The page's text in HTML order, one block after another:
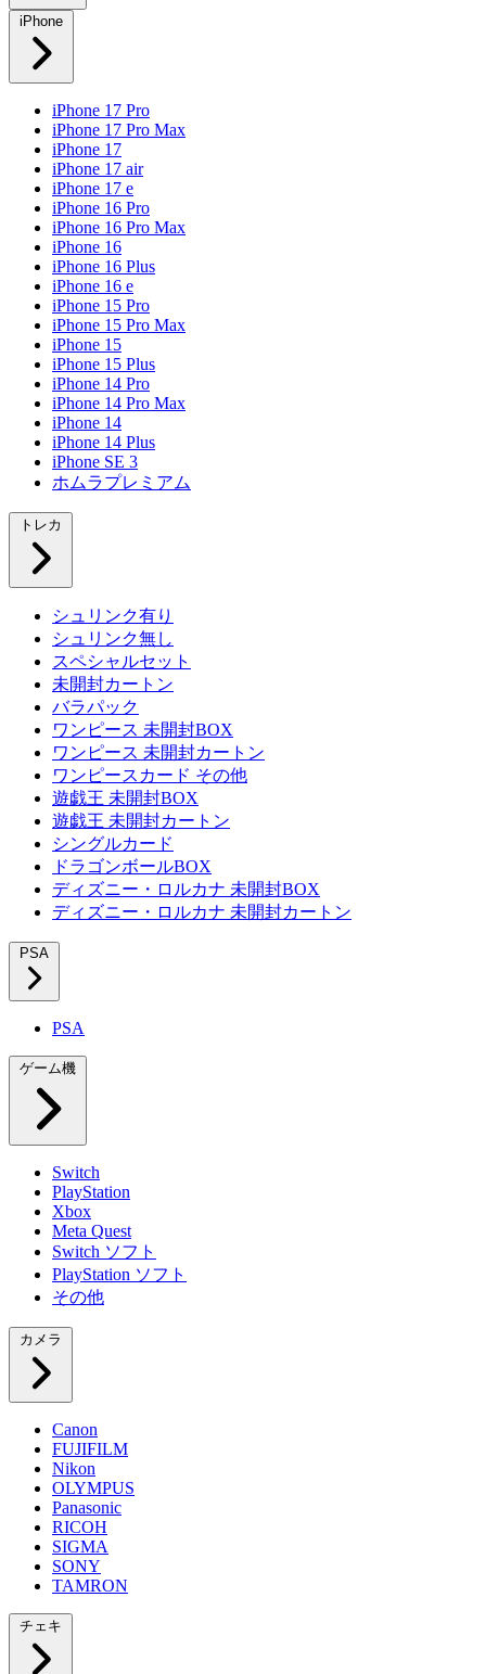
iPhone
iPhone 17 Pro
iPhone 17 Pro Max
iPhone 17
iPhone 17 air
iPhone 17 e
iPhone 16 Pro
iPhone 16 Pro Max
iPhone 16
iPhone 16 Plus
iPhone 16 e
iPhone 15 Pro
iPhone 15 Pro Max
iPhone 15
iPhone 15 Plus
iPhone 14 Pro
iPhone 14 Pro Max
iPhone 14
iPhone 14 Plus
iPhone SE 3
ホムラプレミアム
トレカ
シュリンク有り
シュリンク無し
スペシャルセット
未開封カートン
バラパック
ワンピース 未開封BOX
ワンピース 未開封カートン
ワンピースカード その他
遊戯王 未開封BOX
遊戯王 未開封カートン
シングルカード
ドラゴンボールBOX
ディズニー・ロルカナ 未開封BOX
ディズニー・ロルカナ 未開封カートン
PSA
PSA
ゲーム機
Switch
PlayStation
Xbox
Meta Quest
Switch ソフト
PlayStation ソフト
その他
カメラ
Canon
FUJIFILM
Nikon
OLYMPUS
Panasonic
RICOH
SIGMA
SONY
TAMRON
チェキ